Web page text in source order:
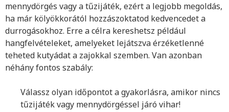
mennydörgés vagy a tűzijáték, ezért a legjobb megoldás,
ha már kölyökkorától hozzászoktatod kedvencedet a
durrogásokhoz. Erre a célra kereshetsz például
hangfelvételeket, amelyeket lejátszva érzéketlenné
teheted kutyádat a zajokkal szemben. Van azonban
néhány fontos szabály:
Válassz olyan időpontot a gyakorlásra, amikor nincs
tűzijáték vagy mennydörgéssel járó vihar!